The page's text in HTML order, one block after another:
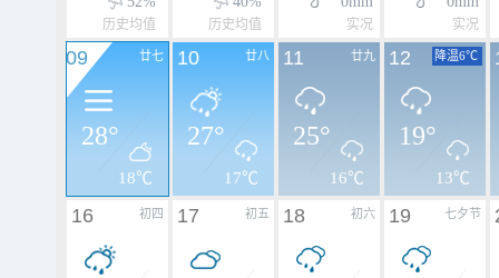
历史均值 历史均值 实况 实况
廿七
09
28°
18℃
廿八
10
27°
17℃
廿九
11
25°
16℃
降温6℃
12
19°
13℃
初四
16 初五
17 初六
18 七夕节
19